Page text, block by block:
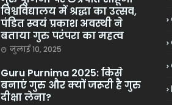
विश्वविद्यालय में श्रद्धा का उत्सव,
पंडित स्वयं प्रकाश अवस्थी ने
बताया गुरु परंपरा का महत्व
जुलाई 10, 2025
Guru Purnima 2025: किसे
बनाएं गुरु और क्यों जरूरी है गुरु
दीक्षा लेना?